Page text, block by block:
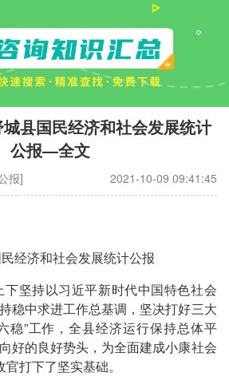
县国民经济和社会发展统计
公报—全文
报] 2021-10-09 09:41:45
济和社会发展统计公报
坚持以习近平新时代中国特色社会
稳中求进工作总基调，坚决打好三大
稳”工作，全县经济运行保持总体平
好的良好势头，为全面建成小康社会
打下了坚实基础。